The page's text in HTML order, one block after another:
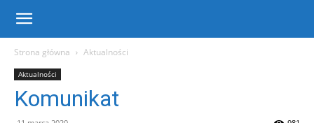
Centrum
Sportu
Strona główna Aktualności
Aktualności
Komunikat